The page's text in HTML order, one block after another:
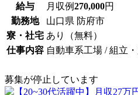
給与 月収例270,000円
勤務地
山口県 防府市
寮・社宅 あり（無料）
仕事内容 自動車系工場 / 組立
募集が停止しています